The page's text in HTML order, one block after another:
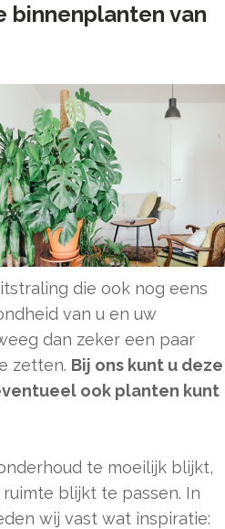
binnenplanten van
die ook nog eens
van u en uw
dan zeker een paar
zetten. Bij ons kunt u deze
ook planten kunt
te moeilijk blijkt,
blijkt te passen. In
wij vast wat inspiratie: